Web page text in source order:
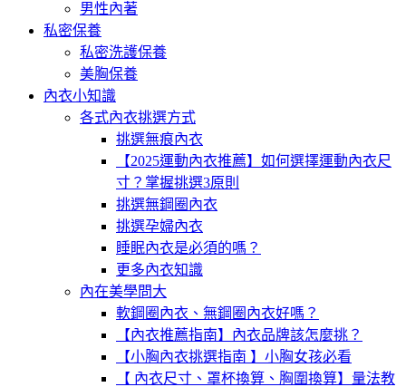
男性內著
私密保養
私密洗護保養
美胸保養
內衣小知識
各式內衣挑選方式
挑選無痕內衣
【2025運動內衣推薦】如何選擇運動內衣尺
寸？掌握挑選3原則
挑選無鋼圈內衣
挑選孕婦內衣
睡眠內衣是必須的嗎？
更多內衣知識
內在美學問大
軟鋼圈內衣、無鋼圈內衣好嗎？
【內衣推薦指南】內衣品牌該怎麼挑？
【小胸內衣挑選指南 】小胸女孩必看
【 內衣尺寸、罩杯換算、胸圍換算】量法教